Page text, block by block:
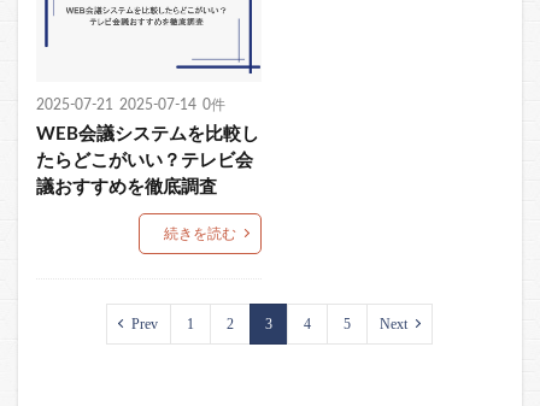
2025-07-21 2025-07-14 0件
WEB会議システムを比較し
たらどこがいい？テレビ会
議おすすめを徹底調査
続きを読む
Prev 1 2 3 4 5 Next